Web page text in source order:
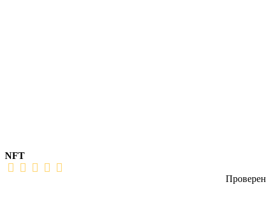
NFT
Проверен